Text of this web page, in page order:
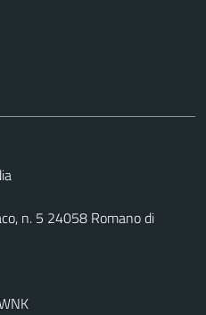
n. 5 24058 Romano di